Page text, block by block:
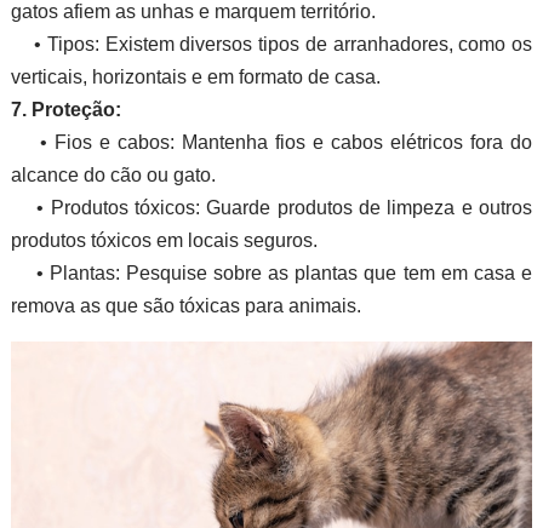
gatos afiem as unhas e marquem território.
• Tipos: Existem diversos tipos de arranhadores, como os
verticais, horizontais e em formato de casa.
7. Proteção:
• Fios e cabos: Mantenha fios e cabos elétricos fora do
alcance do cão ou gato.
• Produtos tóxicos: Guarde produtos de limpeza e outros
produtos tóxicos em locais seguros.
• Plantas: Pesquise sobre as plantas que tem em casa e
remova as que são tóxicas para animais.